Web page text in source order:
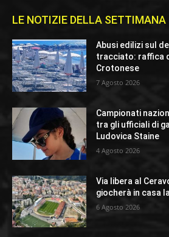
LE NOTIZIE DELLA SETTIMANA
Abusi edilizi sul
tracciato: raffica
Crotonese
7 Agosto 2026
Campionati
tra gli ufficiali di
Ludovica Staine
4 Agosto 2026
Via libera al
giocherà in casa
6 Agosto 2026